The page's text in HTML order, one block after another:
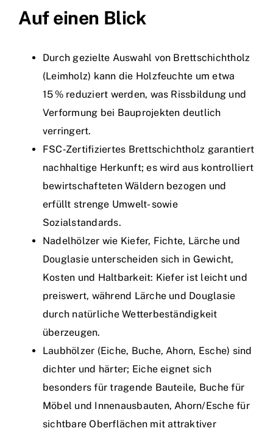
Auf einen Blick
Durch gezielte Auswahl von Brettschichtholz
(Leimholz) kann die Holzfeuchte um etwa
15 % reduziert werden, was Rissbildung und
Verformung bei Bauprojekten deutlich
verringert.
FSC‑Zertifiziertes Brettschichtholz garantiert
nachhaltige Herkunft; es wird aus kontrolliert
bewirtschafteten Wäldern bezogen und
erfüllt strenge Umwelt- sowie
Sozialstandards.
Nadelhölzer wie Kiefer, Fichte, Lärche und
Douglasie unterscheiden sich in Gewicht,
Kosten und Haltbarkeit: Kiefer ist leicht und
preiswert, während Lärche und Douglasie
durch natürliche Wetterbeständigkeit
überzeugen.
Laubhölzer (Eiche, Buche, Ahorn, Esche) sind
dichter und härter; Eiche eignet sich
besonders für tragende Bauteile, Buche für
Möbel und Innenausbauten, Ahorn/Esche für
sichtbare Oberflächen mit attraktiver